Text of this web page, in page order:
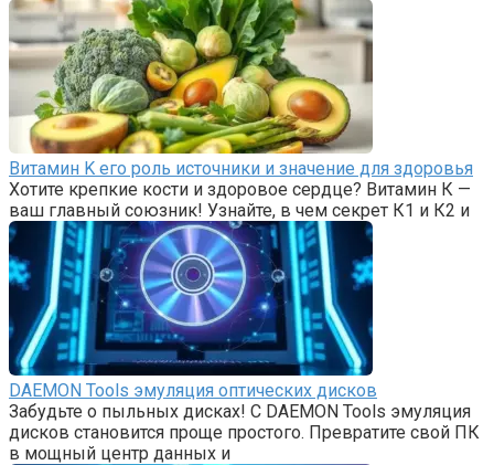
Витамин K его роль источники и значение для здоровья
Хотите крепкие кости и здоровое сердце? Витамин К —
ваш главный союзник! Узнайте, в чем секрет К1 и К2 и
DAEMON Tools эмуляция оптических дисков
Забудьте о пыльных дисках! С DAEMON Tools эмуляция
дисков становится проще простого. Превратите свой ПК
в мощный центр данных и